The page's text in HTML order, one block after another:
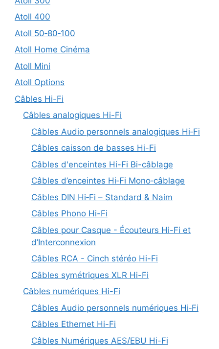
Atoll 400
Atoll 50‑80‑100
Atoll Home Cinéma
Atoll Mini
Atoll Options
Câbles Hi-Fi
Câbles analogiques Hi-Fi
Câbles Audio personnels analogiques Hi‑Fi
Câbles caisson de basses Hi-Fi
Câbles d'enceintes Hi-Fi Bi-câblage
Câbles d’enceintes Hi‑Fi Mono‑câblage
Câbles DIN Hi‑Fi – Standard & Naim
Câbles Phono Hi-Fi
Câbles pour Casque - Écouteurs Hi-Fi et
d’Interconnexion
Câbles RCA - Cinch stéréo Hi-Fi
Câbles symétriques XLR Hi-Fi
Câbles numériques Hi-Fi
Câbles Audio personnels numériques Hi‑Fi
Câbles Ethernet Hi-Fi
Câbles Numériques AES/EBU Hi-Fi